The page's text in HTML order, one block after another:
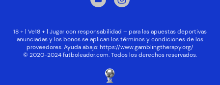
18 + | Ve18 + | Jugar con responsabilidad – para las apuestas deportivas
anunciadas y los bonos se aplican los términos y condiciones de los
proveedores. Ayuda abajo:https://www.gamblingtherapy.org/
© 2020-2024 futboleador.com. Todos los derechos reservados.